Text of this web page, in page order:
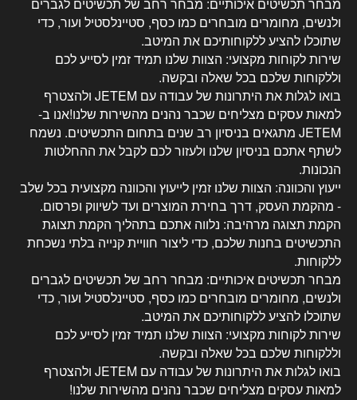
מבחר תכשיטים איכותיים: מבחר רחב של תכשיטים לגברים
ולנשים, מחומרים מובחרים כמו כסף, סטיינלסטיל ועור, כדי
שתוכלו להציע ללקוחותיכם את המיטב.
שירות לקוחות מקצועי: הצוות שלנו תמיד זמין לסייע לכם
וללקוחות שלכם בכל שאלה ובקשה.
בואו לגלות את היתרונות של עבודה עם JETEM ולהצטרף
למאות עסקים מצליחים שכבר נהנים מהשירות שלנו!אנו ב-
JETEM מתגאים בניסיון רב שנים בתחום התכשיטים. נשמח
לשתף אתכם בניסיון שלנו ולעזור לכם לקבל את ההחלטות
הנכונות.
ייעוץ והכוונה: הצוות שלנו זמין לייעוץ והכוונה מקצועית בכל שלב
- מהקמת העסק, דרך בחירת המוצרים ועד לשיווק ופרסום.
הקמת תצוגה מרהיבה: נלווה אתכם בתהליך הקמת תצוגת
התכשיטים בחנות שלכם, כדי ליצור חוויית קנייה בלתי נשכחת
ללקוחות.
מבחר תכשיטים איכותיים: מבחר רחב של תכשיטים לגברים
ולנשים, מחומרים מובחרים כמו כסף, סטיינלסטיל ועור, כדי
שתוכלו להציע ללקוחותיכם את המיטב.
שירות לקוחות מקצועי: הצוות שלנו תמיד זמין לסייע לכם
וללקוחות שלכם בכל שאלה ובקשה.
בואו לגלות את היתרונות של עבודה עם JETEM ולהצטרף
למאות עסקים מצליחים שכבר נהנים מהשירות שלנו!